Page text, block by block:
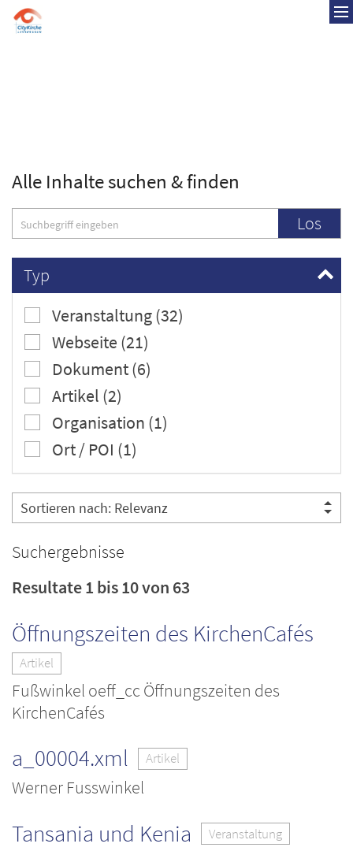
Zum Inhalt springen
Alle Inhalte suchen & finden
Suche Los
Typ
Veranstaltung (32)
Webseite (21)
Dokument (6)
Artikel (2)
Organisation (1)
Ort / POI (1)
Suchergebnisse
Resultate 1 bis 10 von 63
Öffnungszeiten des KirchenCafés
Artikel
Fußwinkel oeff_cc Öffnungszeiten des
KirchenCafés
a_00004.xml Artikel
Werner Fusswinkel
Tansania und Kenia Veranstaltung